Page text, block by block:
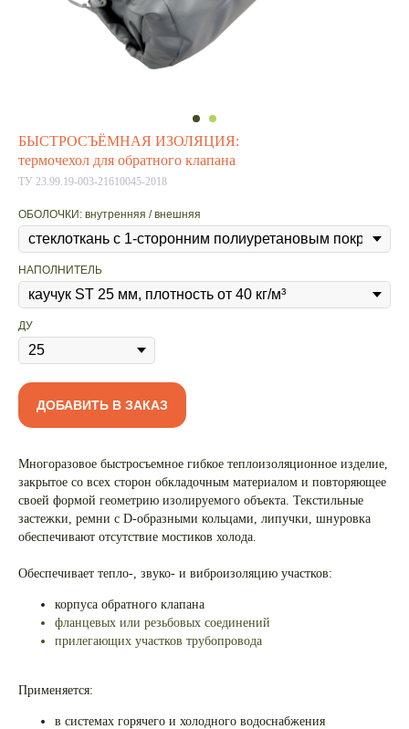
БЫСТРОСЪЁМНАЯ ИЗОЛЯЦИЯ:
термочехол для обратного клапана
ТУ 23.99.19-003-21610045-2018
ОБОЛОЧКИ: внутренняя / внешняя
НАПОЛНИТЕЛЬ
ДУ
ДОБАВИТЬ В ЗАКАЗ
Многоразовое быстросъемное гибкое теплоизоляционное изделие,
закрытое со всех сторон обкладочным материалом и повторяющее
своей формой геометрию изолируемого объекта. Текстильные
застежки, ремни с D-образными кольцами, липучки, шнуровка
обеспечивают отсутствие мостиков холода.
Обеспечивает тепло-, звуко- и виброизоляцию участков:
корпуса обратного клапана
фланцевых или резьбовых соединений
прилегающих участков трубопровода
Применяется:
в системах горячего и холодного водоснабжения